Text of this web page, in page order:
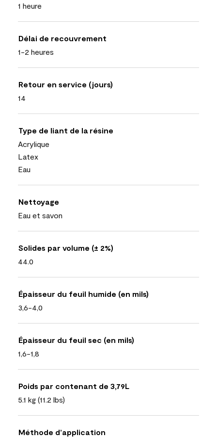
1 heure
Délai de recouvrement
1-2 heures
Retour en service (jours)
14
Type de liant de la résine
Acrylique
Latex
Eau
Nettoyage
Eau et savon
Solides par volume (± 2%)
44.0
Épaisseur du feuil humide (en mils)
3,6-4,0
Épaisseur du feuil sec (en mils)
1,6-1,8
Poids par contenant de 3,79L
5.1 kg (11.2 lbs)
Méthode d’application